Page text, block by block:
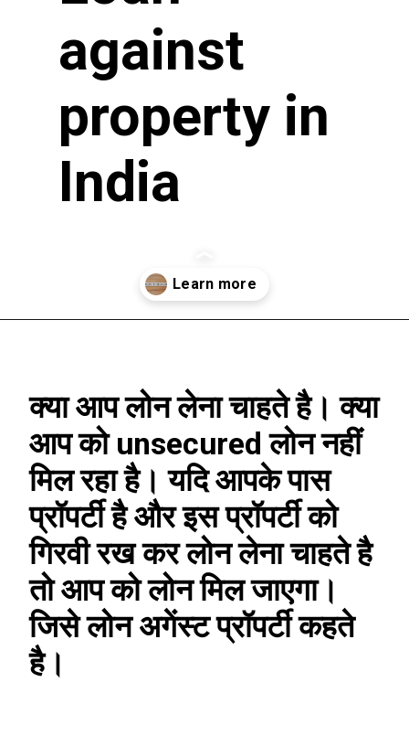
against
property in
India
क्या आप लोन लेना चाहते है। क्या
आप को unsecured लोन नहीं
मिल रहा है। यदि आपके पास
प्रॉपर्टी है और इस प्रॉपर्टी को
गिरवी रख कर लोन लेना चाहते है
तो आप को लोन मिल जाएगा।
जिसे लोन अगेंस्ट प्रॉपर्टी कहते
है।